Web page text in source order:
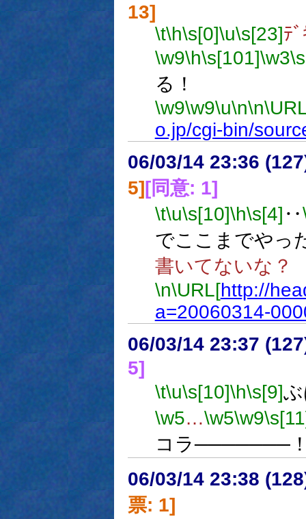
13]
\t\h\s[0]\u\s[23]ﾃ
\w9\h\s[101]\w3
る！
\w9\w9\u\n\n
o.jp/cgi-bin/
06/03/14 23:36
5][同意: 1]
\t\u\s[10]\h\s[4] ‥
でここまでやっ
書いてないな？
\n\URL[http://
a=20060314-
06/03/14 23:37
5]
\t\u\s[10]\h\s[9]
\w5…\w5\w9
コラ───────
06/03/14 23:38
票: 1]